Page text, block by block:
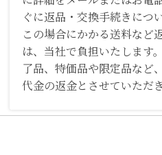
ぐに返品・交換手続きにつ
この場合にかかる送料など
は、当社で負担いたします
了品、特価品や限定品など
代金の返金とさせていただき